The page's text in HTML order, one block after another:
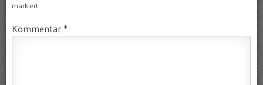
markiert
Kommentar *